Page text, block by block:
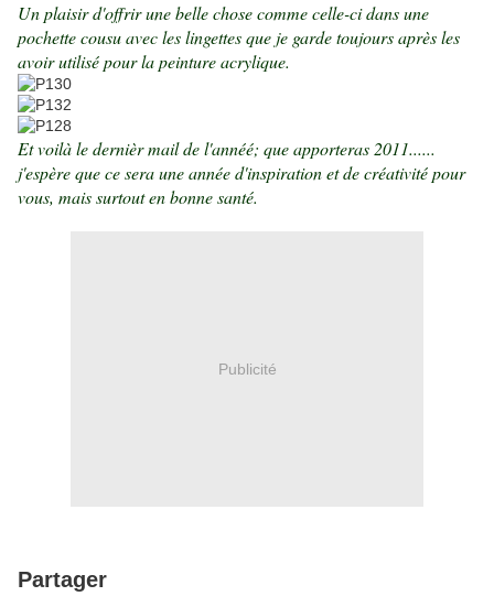
Un plaisir d'offrir une belle chose comme celle-ci dans une
pochette cousu avec les lingettes que je garde toujours après les
avoir utilisé pour la peinture acrylique.
Et voilà le dernièr mail de l'annéé; que apporteras 2011......
j'espère que ce sera une année d'inspiration et de créativité pour
vous, mais surtout en bonne santé.
Publicité
Partager